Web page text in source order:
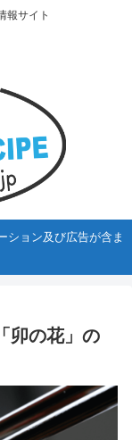
報サイト
ション及び広告が含ま
卯の花」の